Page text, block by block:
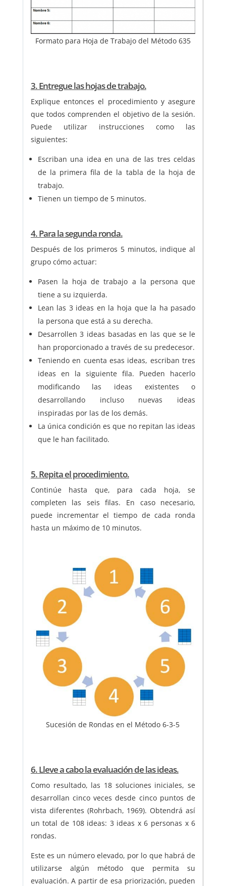
Formato para Hoja de Trabajo del Método 635
3. Entregue las hojas de trabajo.
Explique entonces el procedimiento y asegure
que todos comprenden el objetivo de la sesión.
Puede utilizar instrucciones como las
siguientes:
Escriban una idea en una de las tres celdas
de la primera fila de la tabla de la hoja de
trabajo.
Tienen un tiempo de 5 minutos.
4. Para la segunda ronda.
Después de los primeros 5 minutos, indique al
grupo cómo actuar:
Pasen la hoja de trabajo a la persona que
tiene a su izquierda.
Lean las 3 ideas en la hoja que la ha pasado
la persona que está a su derecha.
Desarrollen 3 ideas basadas en las que se le
han proporcionado a través de su predecesor.
Teniendo en cuenta esas ideas, escriban tres
ideas en la siguiente fila. Pueden hacerlo
modificando las ideas existentes o
desarrollando incluso nuevas ideas
inspiradas por las de los demás.
La única condición es que no repitan las ideas
que le han facilitado.
5. Repita el procedimiento.
Continúe hasta que, para cada hoja, se
completen las seis filas. En caso necesario,
puede incrementar el tiempo de cada ronda
hasta un máximo de 10 minutos.
Sucesión de Rondas en el Método 6-3-5
6. Lleve a cabo la evaluación de las ideas.
Como resultado, las 18 soluciones iniciales, se
desarrollan cinco veces desde cinco puntos de
vista diferentes (Rohrbach, 1969). Obtendrá así
un total de 108 ideas: 3 ideas x 6 personas x 6
rondas.
Este es un número elevado, por lo que habrá de
utilizarse algún método que permita su
evaluación. A partir de esa priorización, pueden